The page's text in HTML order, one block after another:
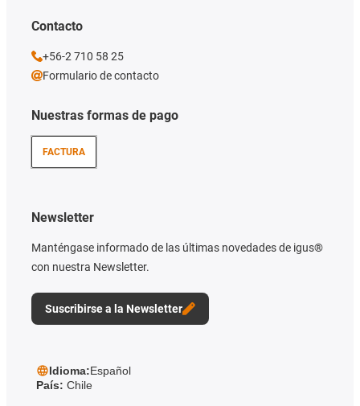
Nuestras formas de pago
FACTURA
Newsletter
Manténgase informado de las últimas novedades de igus®
con nuestra Newsletter.
Suscribirse a la Newsletter
Contacto
+56-2 710 58 25
Formulario de contacto
Idioma:Español
País: Chile